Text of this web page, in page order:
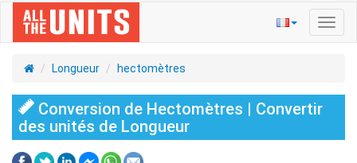
la
Longueur
hectomètres
Conversion de Hectomètres | Convertir
des unités de Longueur